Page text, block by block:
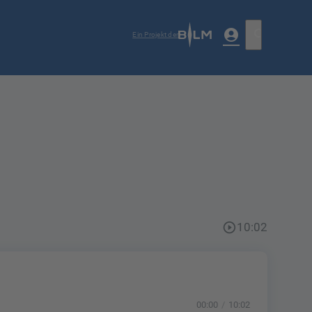
Ein Projekt der account_circle
play_circle_outline10:02
00:00 10:02